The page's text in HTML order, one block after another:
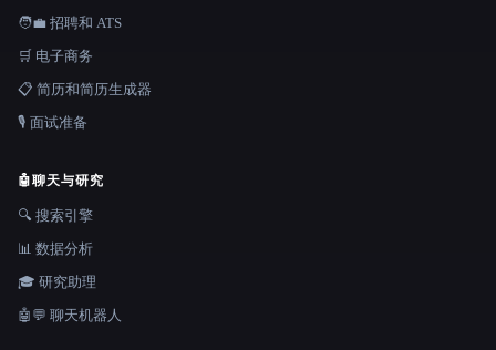
🧑‍💼 招聘和 ATS
🛒 电子商务
📋 简历和简历生成器
🎙️ 面试准备
🤖聊天与研究
🔍 搜索引擎
📊 数据分析
🎓 研究助理
🤖💬 聊天机器人